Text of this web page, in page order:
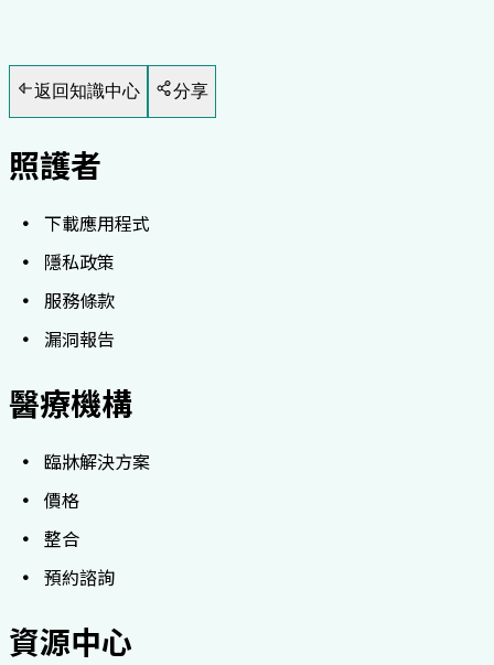
返回知識中心 分享
照護者
下載應用程式
隱私政策
服務條款
漏洞報告
醫療機構
臨牀解決方案
價格
整合
預約諮詢
資源中心